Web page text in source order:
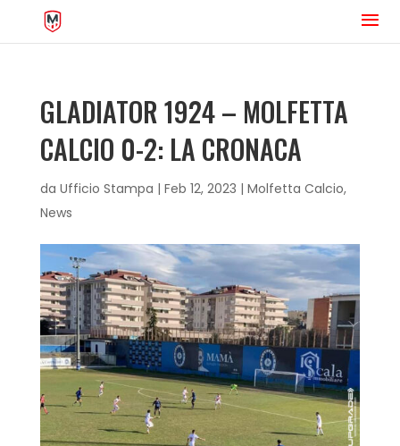
GLADIATOR 1924 – MOLFETTA
CALCIO 0-2: LA CRONACA
da Ufficio Stampa | Feb 12, 2023 | Molfetta Calcio,
News